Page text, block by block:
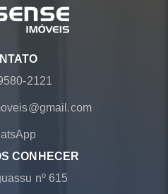
2121
CONHECER
nº 615